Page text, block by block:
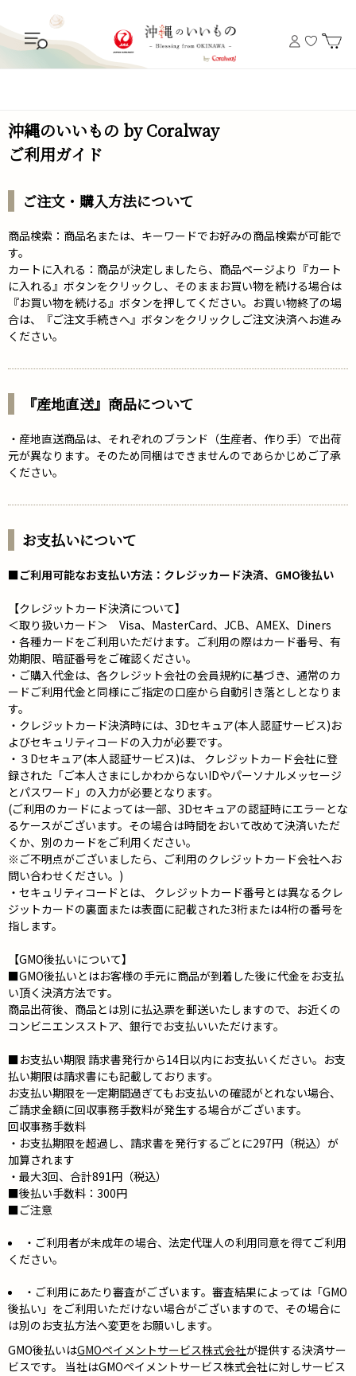
沖縄のいいもの by Coralway
ご利用ガイド
ご注文・購入方法について
商品検索：商品名または、キーワードでお好みの商品検索が可能で
す。
カートに入れる：商品が決定しましたら、商品ページより『カート
に入れる』ボタンをクリックし、そのままお買い物を続ける場合は
『お買い物を続ける』ボタンを押してください。お買い物終了の場
合は、『ご注文手続きへ』ボタンをクリックしご注文決済へお進み
ください。
『産地直送』商品について
・産地直送商品は、それぞれのブランド（生産者、作り手）で出荷
元が異なります。そのため同梱はできませんのであらかじめご了承
ください。
お支払いについて
■ご利用可能なお支払い方法：クレジッカード決済、GMO後払い
【クレジットカード決済について】
＜取り扱いカード＞ Visa、MasterCard、JCB、AMEX、Diners
・各種カードをご利用いただけます。ご利用の際はカード番号、有
効期限、暗証番号をご確認ください。
・ご購入代金は、各クレジット会社の会員規約に基づき、通常のカ
ードご利用代金と同様にご指定の口座から自動引き落としとなりま
す。
・クレジットカード決済時には、3Dセキュア(本人認証サービス)お
よびセキュリティコードの入力が必要です。
・３Dセキュア(本人認証サービス)は、 クレジットカード会社に登
録された「ご本人さまにしかわからないIDやパーソナルメッセージ
とパスワード」の入力が必要となります。
(ご利用のカードによっては一部、3Dセキュアの認証時にエラーとな
るケースがございます。その場合は時間をおいて改めて決済いただ
くか、別のカードをご利用ください。
※ご不明点がございましたら、ご利用のクレジットカード会社へお
問い合わせください。)
・セキュリティコードとは、 クレジットカード番号とは異なるクレ
ジットカードの裏面または表面に記載された3桁または4桁の番号を
指します。
【GMO後払いについて】
■GMO後払いとはお客様の手元に商品が到着した後に代金をお支払
い頂く決済方法です。
商品出荷後、商品とは別に払込票を郵送いたしますので、お近くの
コンビニエンスストア、銀行でお支払いいただけます。
■お支払い期限 請求書発行から14日以内にお支払いください。お支
払い期限は請求書にも記載しております。
お支払い期限を一定期間過ぎてもお支払いの確認がとれない場合、
ご請求金額に回収事務手数料が発生する場合がございます。
回収事務手数料
・お支払期限を超過し、請求書を発行するごとに297円（税込）が
加算されます
・最大3回、合計891円（税込）
■後払い手数料：300円
■ご注意
・ご利用者が未成年の場合、法定代理人の利用同意を得てご利用
ください。
・ご利用にあたり審査がございます。審査結果によっては「GMO
後払い」をご利用いただけない場合がございますので、その場合に
は別のお支払方法へ変更をお願いします。
GMO後払いはGMOペイメントサービス株式会社が提供する決済サー
ビスです。 当社はGMOペイメントサービス株式会社に対しサービス